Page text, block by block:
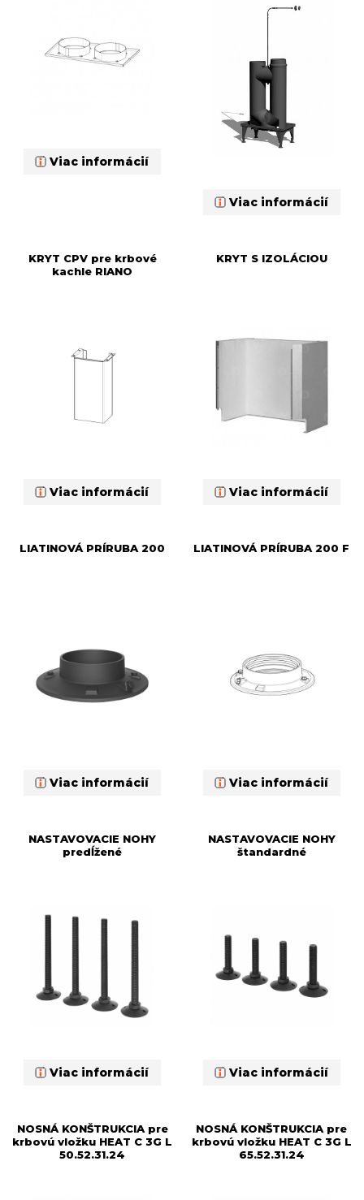
Viac informácií
Viac informácií
KRYT CPV pre krbové
kachle RIANO
Viac informácií
KRYT S IZOLÁCIOU
Viac informácií
LIATINOVÁ PRÍRUBA 200
Viac informácií
LIATINOVÁ PRÍRUBA 200 F
Viac informácií
NASTAVOVACIE NOHY
predĺžené
Viac informácií
NASTAVOVACIE NOHY
štandardné
Viac informácií
NOSNÁ KONŠTRUKCIA pre
krbovú vložku HEAT C 3G L
50.52.31.24
NOSNÁ KONŠTRUKCIA pre
krbovú vložku HEAT C 3G L
65.52.31.24